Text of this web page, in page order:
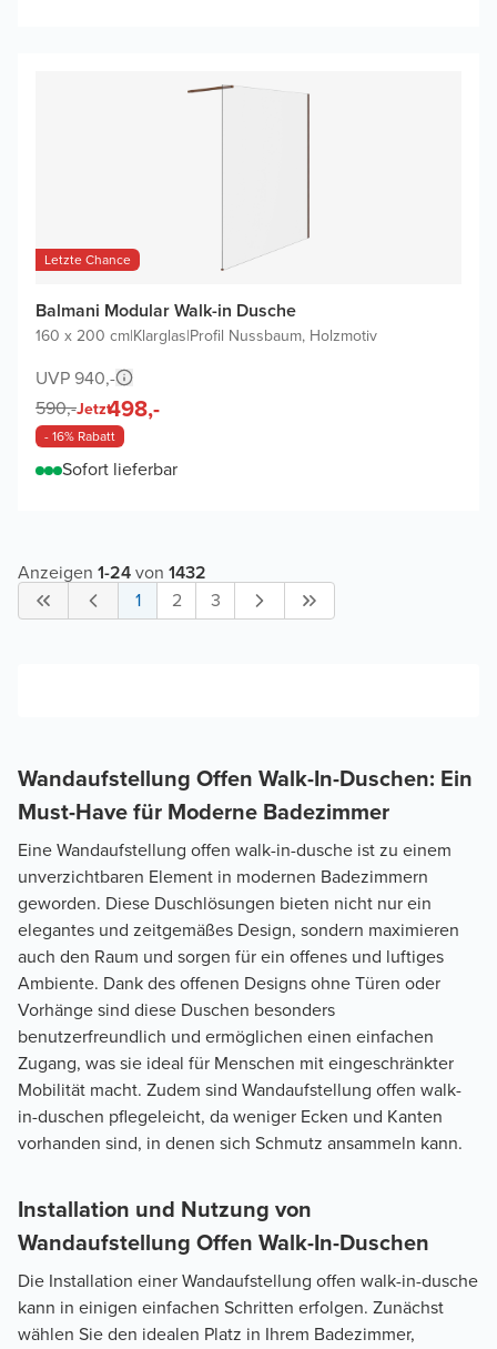
Letzte Chance
Balmani Modular Walk-in Dusche
160 x 200 cm|Klarglas|Profil Nussbaum, Holzmotiv
UVP 940,-
590,-Jetzt498,-
- 16% Rabatt
Sofort lieferbar
Anzeigen 1-24von 1432
1
2 3
Wandaufstellung Offen Walk-In-Duschen: Ein
Must-Have für Moderne Badezimmer
Eine Wandaufstellung offen walk-in-dusche ist zu einem
unverzichtbaren Element in modernen Badezimmern
geworden. Diese Duschlösungen bieten nicht nur ein
elegantes und zeitgemäßes Design, sondern maximieren
auch den Raum und sorgen für ein offenes und luftiges
Ambiente. Dank des offenen Designs ohne Türen oder
Vorhänge sind diese Duschen besonders
benutzerfreundlich und ermöglichen einen einfachen
Zugang, was sie ideal für Menschen mit eingeschränkter
Mobilität macht. Zudem sind Wandaufstellung offen walk-
in-duschen pflegeleicht, da weniger Ecken und Kanten
vorhanden sind, in denen sich Schmutz ansammeln kann.
Installation und Nutzung von
Wandaufstellung Offen Walk-In-Duschen
Die Installation einer Wandaufstellung offen walk-in-dusche
kann in einigen einfachen Schritten erfolgen. Zunächst
wählen Sie den idealen Platz in Ihrem Badezimmer,